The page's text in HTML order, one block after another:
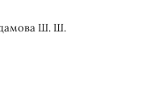
Ш. Ш.